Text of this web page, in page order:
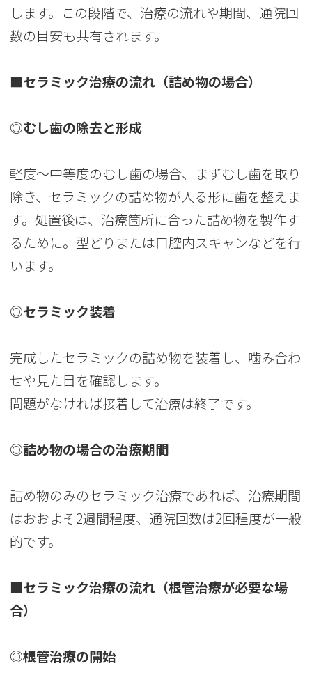
します。この段階で、治療の流れや期間、通院回
数の目安も共有されます。
■セラミック治療の流れ（詰め物の場合）
◎むし歯の除去と形成
軽度〜中等度のむし歯の場合、まずむし歯を取り
除き、セラミックの詰め物が入る形に歯を整えま
す。処置後は、治療箇所に合った詰め物を製作す
るために。型どりまたは口腔内スキャンなどを行
います。
◎セラミック装着
完成したセラミックの詰め物を装着し、噛み合わ
せや見た目を確認します。
問題がなければ接着して治療は終了です。
◎詰め物の場合の治療期間
詰め物のみのセラミック治療であれば、治療期間
はおおよそ2週間程度、通院回数は2回程度が一般
的です。
■セラミック治療の流れ（根管治療が必要な場
合）
◎根管治療の開始